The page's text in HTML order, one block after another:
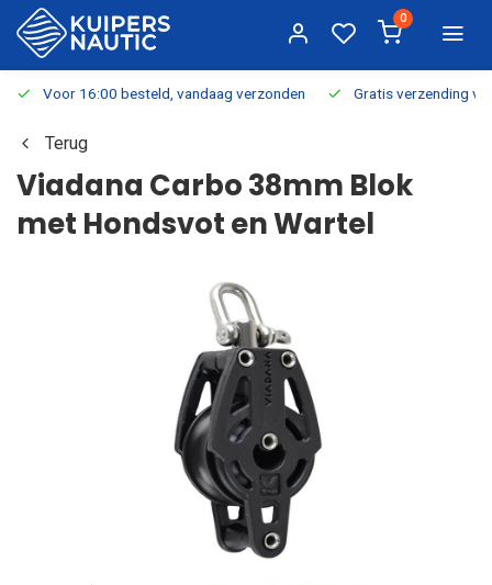
0
Voor 16:00 besteld, vandaag verzonden Gratis verzending
Terug
Viadana Carbo 38mm Blok
met Hondsvot en Wartel